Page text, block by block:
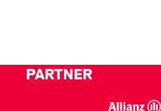
unseren
Nachwuchs
PARTNER